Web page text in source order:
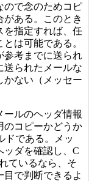
ので念のためコピ
ある。このとき
を指定すれば、任
は可能である。
参考までに送られ
送られたメールな
かない（メッセー
ルのヘッダ情報
のコピーかどうか
ドである。メッ
ッダを確認し、C
ているなら、そ
で判断できるよ